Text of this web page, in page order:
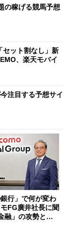
の稼げる競馬予想
ット割なし」新
、楽天モバイ
注目する予想サイ
銀行」で何が変わ
FG廣井社長に聞
融」の攻勢とグ